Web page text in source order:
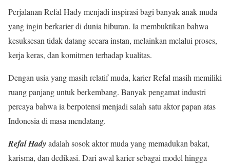
Perjalanan Refal Hady menjadi inspirasi bagi banyak anak muda
yang ingin berkarier di dunia hiburan. Ia membuktikan bahwa
kesuksesan tidak datang secara instan, melainkan melalui proses,
kerja keras, dan komitmen terhadap kualitas.
Dengan usia yang masih relatif muda, karier Refal masih memiliki
ruang panjang untuk berkembang. Banyak pengamat industri
percaya bahwa ia berpotensi menjadi salah satu aktor papan atas
Indonesia di masa mendatang.
Refal Hadyadalah sosok aktor muda yang memadukan bakat,
karisma, dan dedikasi. Dari awal karier sebagai model hingga